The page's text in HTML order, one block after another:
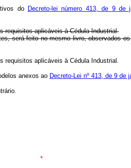
do Decreto-lei número 413, de 9 de
requisitos aplicáveis à Cédula Industrial.
será feito no mesmo livro, observados
requisitos aplicáveis à Cédula Industrial.
anexos ao Decreto-Lei nº 413, de 9 de
*